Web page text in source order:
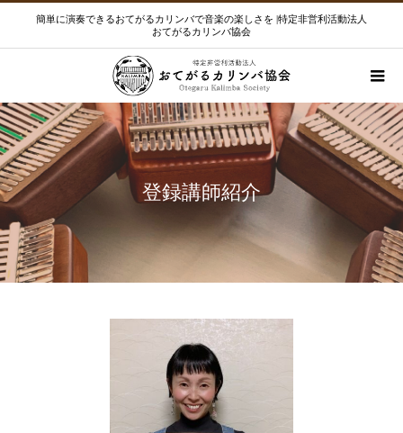
簡単に演奏できるおてがるカリンバで音楽の楽しさを |特定非営利活動法人
おてがるカリンバ協会
登録講師紹介